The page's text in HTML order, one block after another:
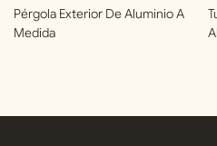
Pérgola Exterior De Aluminio A
Medida